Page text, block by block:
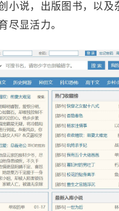
说，出版图书，以及
尽显活力。